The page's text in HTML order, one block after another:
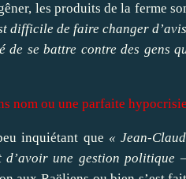
les produits de la ferme
difficile de faire changer
de se battre contre des gens
nom ou une parfaite
inquiétant que « Jean-
une gestion politique